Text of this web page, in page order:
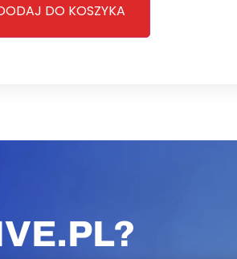
DO KOSZYKA